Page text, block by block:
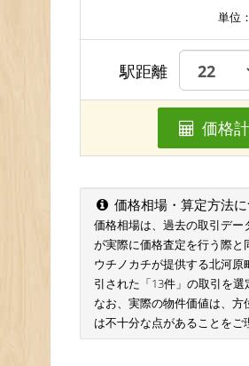
単位：
駅距離
価格
価格相場・算定方法
価格相場は、過去の取引デー
が実際に価格査定を行う際と
ウチノカチが提供する北河
引された「13件」の取引を選
なお、実際の物件価値は、
は不十分な点があることをご